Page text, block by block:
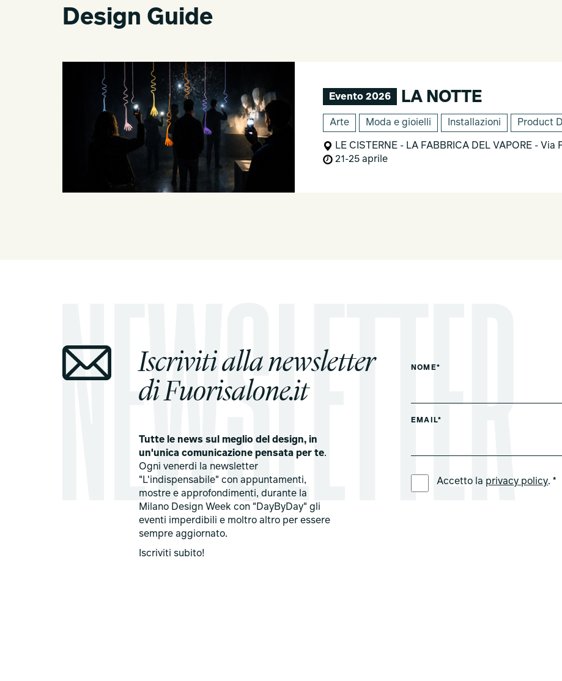
Design Guide
Evento 2026 LA NOTTE
Arte Moda e gioielli Installazioni Product
LE CISTERNE - LA FABBRICA DEL VAPORE - Via
21-25 aprile
Iscriviti alla newsletter
di Fuorisalone.it
Tutte le news sul meglio del design, in
un'unica comunicazione pensata per te.
Ogni venerdi la newsletter
"L'indispensabile" con appuntamenti,
mostre e approfondimenti, durante la
Milano Design Week con "DayByDay" gli
eventi imperdibili e moltro altro per essere
sempre aggiornato.
Iscriviti subito!
NOME*
EMAIL*
Accetto la privacy policy. *